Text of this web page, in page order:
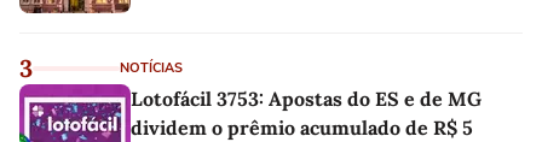
3 NOTÍCIAS
Lotofácil 3753: Apostas do ES e de MG
dividem o prêmio acumulado de R$ 5